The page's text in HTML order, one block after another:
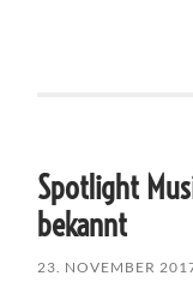
Spotlight
bekannt
23. NOVEMBER